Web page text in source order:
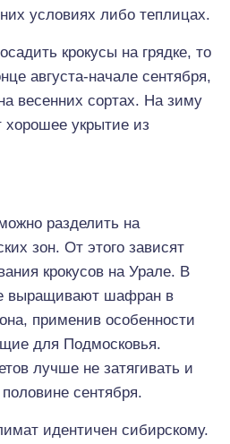
условиях либо теплицах.
крокусы на грядке, то
августа-начале сентября,
весенних сортах. На зиму
хорошее укрытие из
разделить на
зон. От этого зависят
крокусов на Урале. В
выращивают шафран в
применив особенности
для Подмосковья.
лучше не затягивать и
сентября.
идентичен сибирскому.